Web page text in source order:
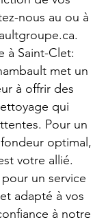
nous au ou à
.
à Saint-Clet:
met un
à offrir des
qui
Pour un
optimal,
votre allié.
un service
adapté à vos
à notre